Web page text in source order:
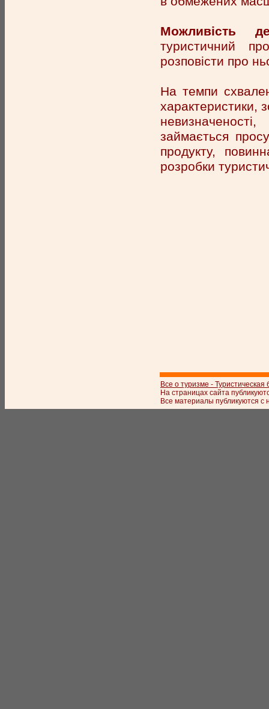
Можливість
туристичний
розповісти про
На темпи
характеристики,
займається
продукту,
розробки
Все о туризме - Туристическая
На страницах сайта
Все материалы публикуются с